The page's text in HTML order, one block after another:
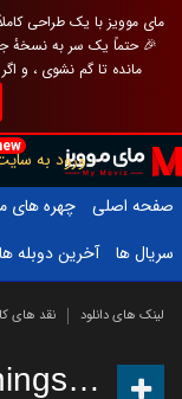
مای موویز با یک طراحی
🎉 حتماً یک سر به نسخهٔ
مانده تا گم نشوی ، و
ورود به
صفحه اصلی
چهره های
سریال ها
آخرین دوبله ها
لینک های دانلود نقد های
The Little Things(2021)